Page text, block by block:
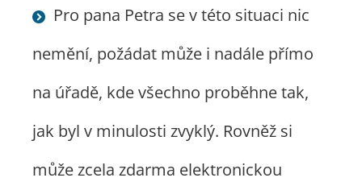
Pro pana Petra se v této situaci nic
nemění, požádat může i nadále přímo
na úřadě, kde všechno proběhne tak,
jak byl v minulosti zvyklý. Rovněž si
může zcela zdarma elektronickou